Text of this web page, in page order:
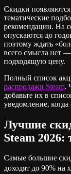
Скидки появляются
тематические
рекомендации. На
опускаются до
поэтому ждать
всего смысла нет
подходящую цену.
Полный список
распродажи Steam.
добавьте их в
уведомление,
Лучшие
Steam 2026:
Самые большие
доходят до 90% на